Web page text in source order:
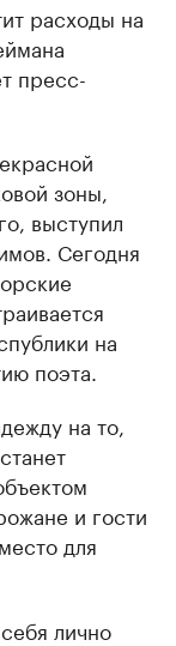
расходы на
пресс-
зоны,
выступил
Сегодня
на
поэта.
на то,
и гости
для
лично